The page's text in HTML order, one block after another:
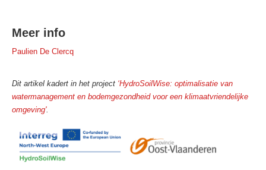
Meer info
Paulien De Clercq
Dit artikel kadert in het project ‘HydroSoilWise: optimalisatie van
watermanagement en bodemgezondheid voor een klimaatvriendelijke
omgeving'.